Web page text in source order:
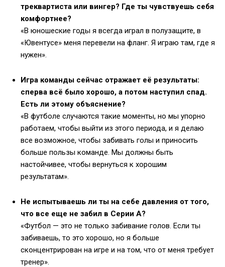
треквартиста или вингер? Где ты чувствуешь себя
комфортнее?
«В юношеские годы я всегда играл в полузащите, в
«Ювентусе» меня перевели на фланг. Я играю там, где я
нужен».
Игра команды сейчас отражает её результаты:
сперва всё было хорошо, а потом наступил спад.
Есть ли этому объяснение?
«В футболе случаются такие моменты, но мы упорно
работаем, чтобы выйти из этого периода, и я делаю
все возможное, чтобы забивать голы и приносить
больше пользы команде. Мы должны быть
настойчивее, чтобы вернуться к хорошим
результатам».
Не испытываешь ли ты на себе давления от того,
что все еще не забил в Серии А?
«Футбол — это не только забивание голов. Если ты
забиваешь, то это хорошо, но я больше
сконцентрирован на игре и на том, что от меня требует
тренер».